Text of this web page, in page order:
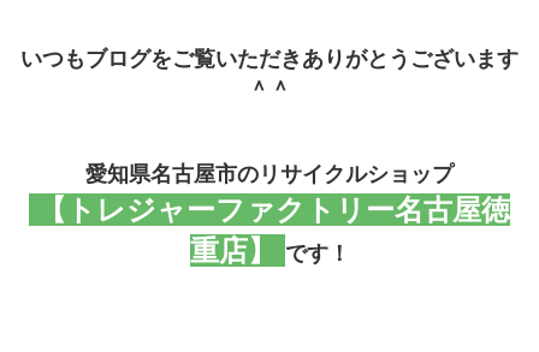
いつもブログをご覧いただきありがとうございます
＾＾
愛知県名古屋市のリサイクルショップ
重店】
です！